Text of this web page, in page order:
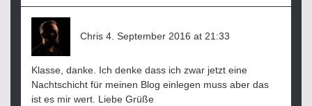
Chris 4. September 2016 at 21:33
Klasse, danke. Ich denke dass ich zwar jetzt eine
Nachtschicht für meinen Blog einlegen muss aber das
ist es mir wert. Liebe Grüße